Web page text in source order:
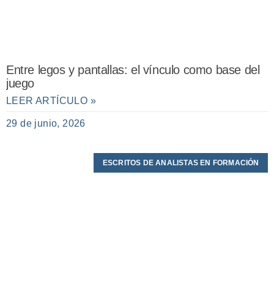
Entre legos y pantallas: el vínculo como base del
juego
LEER ARTÍCULO »
29 de junio, 2026
ESCRITOS DE ANALISTAS EN FORMACIÓN